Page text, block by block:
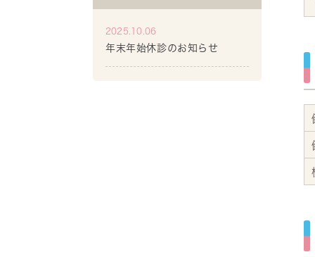
2025.10.06
年末年始休診のお知らせ